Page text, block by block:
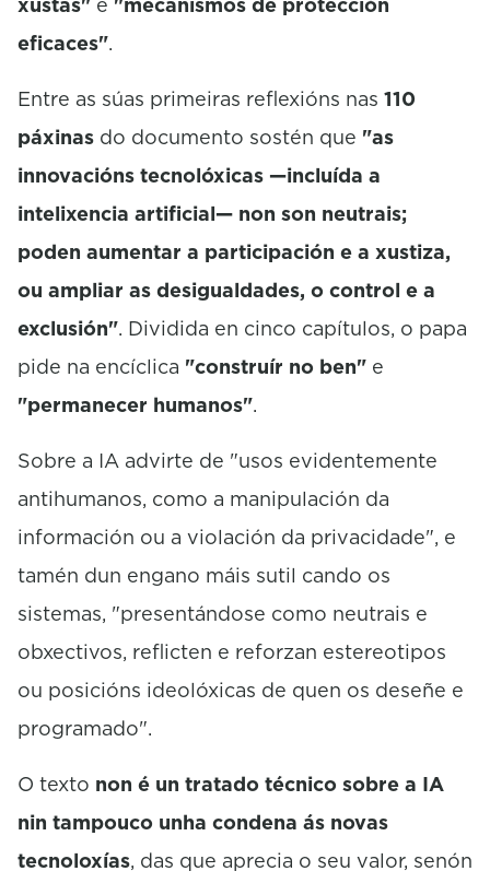
eficaces".
Entre as súas primeiras reflexións nas 110
páxinas do documento sostén que "as
innovacións tecnolóxicas —incluída a
intelixencia artificial— non son neutrais;
poden aumentar a participación e a xustiza,
ou ampliar as desigualdades, o control e a
exclusión". Dividida en cinco capítulos, o papa
pide na encíclica "construír no ben" e
"permanecer humanos".
Sobre a IA advirte de "usos evidentemente
antihumanos, como a manipulación da
información ou a violación da privacidade", e
tamén dun engano máis sutil cando os
sistemas, "presentándose como neutrais e
obxectivos, reflicten e reforzan estereotipos
ou posicións ideolóxicas de quen os deseñe e
programado".
O texto non é un tratado técnico sobre a IA
nin tampouco unha condena ás novas
tecnoloxías, das que aprecia o seu valor, senón